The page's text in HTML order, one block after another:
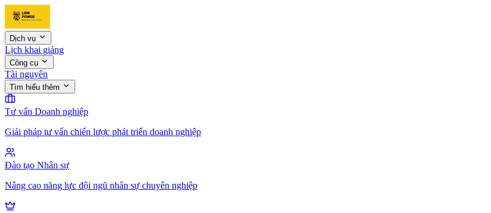
Dịch vụ
Lịch khai giảng
Công cụ
Tài nguyên
Tìm hiểu thêm
Tư vấn Doanh nghiệp
Giải pháp tư vấn chiến lược phát triển doanh nghiệp
Đào tạo Nhân sự
Nâng cao năng lực đội ngũ nhân sự chuyên nghiệp